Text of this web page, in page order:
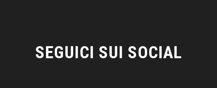
SEGUICI SUI SOCIAL